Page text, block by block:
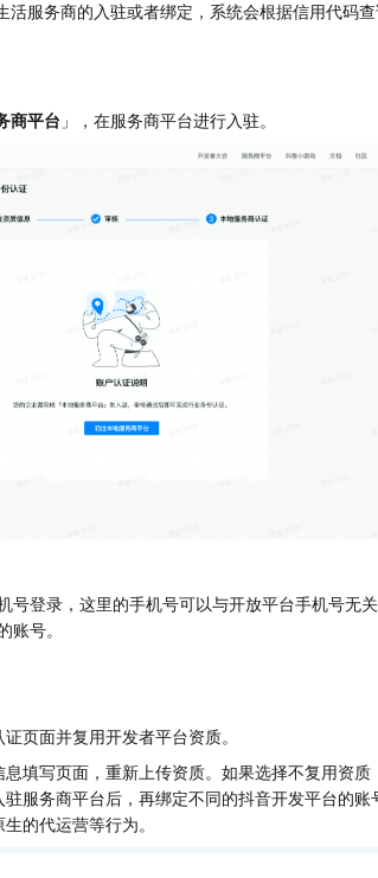
活服务商的入驻或者绑定，系统会根据信用代码查
商平台 」，在服务商平台进行入驻。
号登录，这里的手机号可以与开放平台手机号无
账号。
页面并复用开发者平台资质。
填写页面，重新上传资质。如果选择不复用资质
服务商平台后，再绑定不同的抖音开发平台的
的代运营等行为。